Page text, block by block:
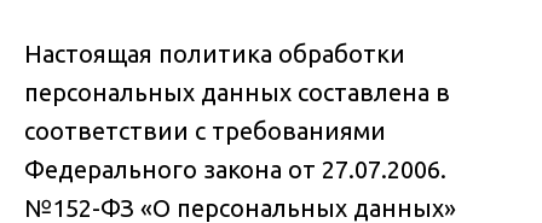
Настоящая политика обработки
персональных данных составлена в
соответствии с требованиями
Федерального закона от 27.07.2006.
№152-ФЗ «О персональных данных»